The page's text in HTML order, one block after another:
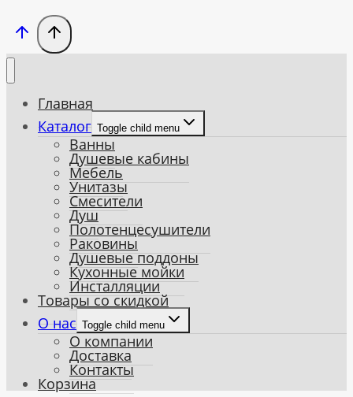
Главная
Каталог Toggle child menu
Ванны
Душевые кабины
Мебель
Унитазы
Смесители
Душ
Полотенцесушители
Раковины
Душевые поддоны
Кухонные мойки
Инсталляции
Товары со скидкой
О нас Toggle child menu
О компании
Доставка
Контакты
Корзина